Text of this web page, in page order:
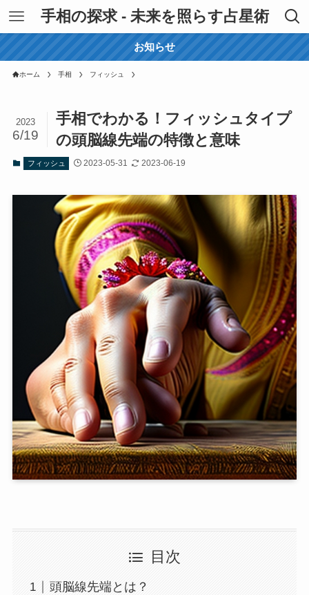
手相の探求 - 未来を照らす占星術
お知らせ
ホーム 手相 フィッシュ
手相でわかる！フィッシュタイプ
の頭脳線先端の特徴と意味
2023
6/19
フィッシュ 2023-05-31 2023-06-19
目次
頭脳線先端とは？